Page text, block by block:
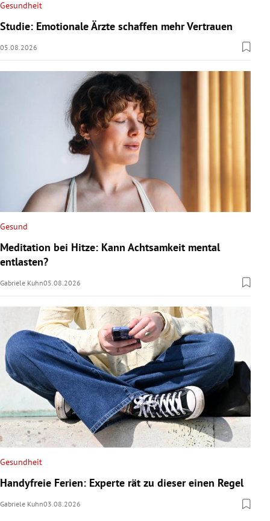
Gesundheit
Studie: Emotionale Ärzte schaffen mehr Vertrauen
05.08.2026
Gesund
Meditation bei Hitze: Kann Achtsamkeit mental
entlasten?
Gabriele Kuhn05.08.2026
Gesundheit
Handyfreie Ferien: Experte rät zu dieser einen Regel
Gabriele Kuhn03.08.2026